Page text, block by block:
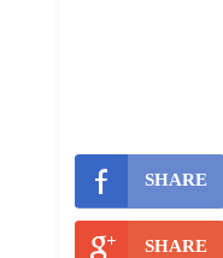
SHARE
SHARE